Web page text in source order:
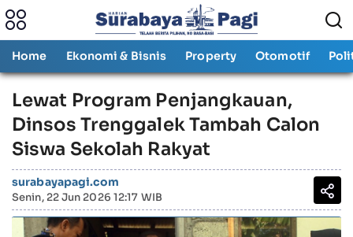
Home Ekonomi & Bisnis Property Otomotif
Lewat Program Penjangkauan,
Dinsos Trenggalek Tambah Calon
Siswa Sekolah Rakyat
surabayapagi.com
Senin, 22 Jun 2026 12:17 WIB